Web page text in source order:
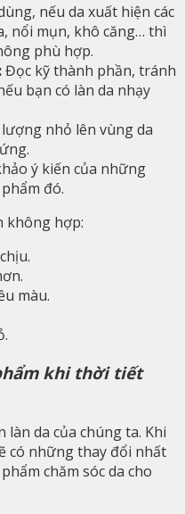
nếu da xuất hiện các
nổi mụn, khô căng… thì
phù hợp.
Đọc kỹ thành phần, tránh
bạn có làn da nhạy
nhỏ lên vùng da
ý kiến của những
đó.
không hợp:
màu.
khi thời tiết
da của chúng ta. Khi
có những thay đổi nhất
chăm sóc da cho